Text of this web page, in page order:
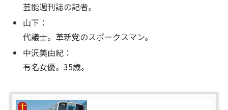
芸能週刊誌の記者。
山下：
代議士。革新党のスポークスマン。
中沢美由紀：
有名女優。35歳。